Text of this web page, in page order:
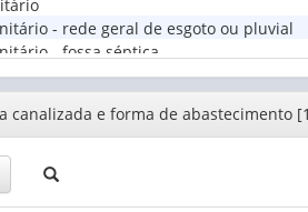
- rede geral de esgoto ou pluvial
- fossa séptica
- outro escoadouro
ou sanitário
canalizada e forma de abastecimento